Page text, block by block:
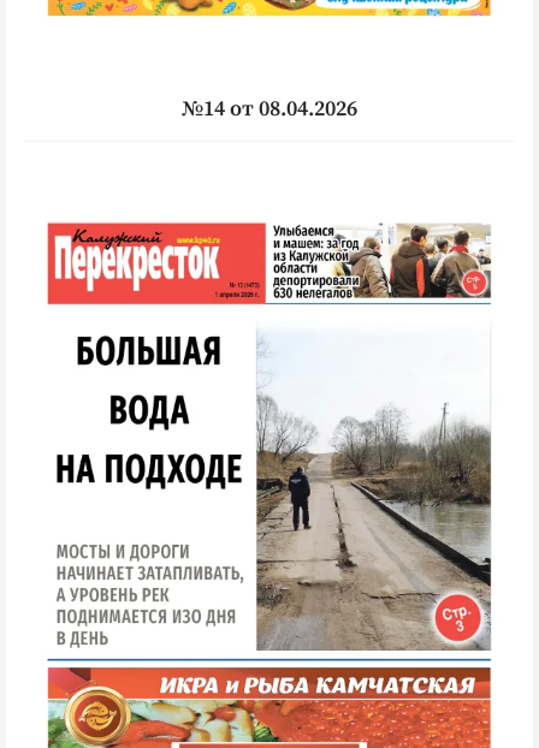
№14 от 08.04.2026